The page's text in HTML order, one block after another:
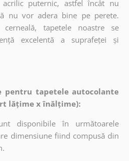
puternic, astfel încât nu
nu vor adera bine pe perete.
tapetele noastre se
excelentă a suprafeței și
pentru tapetele autocolante
lățime x înălțime):
disponibile în următoarele
dimensiune fiind compusă din